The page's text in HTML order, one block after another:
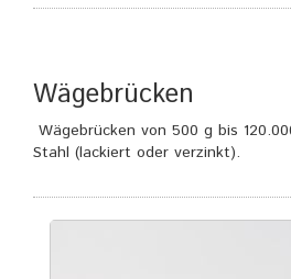
Wägebrücken
Wägebrücken von 500 g bis
Stahl (lackiert oder verzinkt).